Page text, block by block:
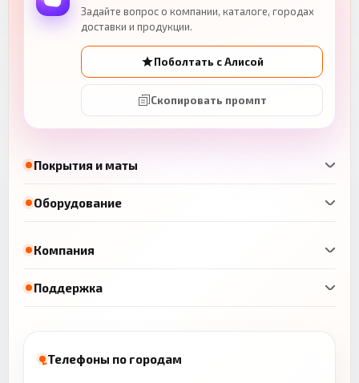
Покрытия и маты
Оборудование
Задайте вопрос о компании, каталоге, городах
доставки и продукции.
Поболтать с Алисой
Скопировать промпт
Компания
Поддержка
Телефоны по городам